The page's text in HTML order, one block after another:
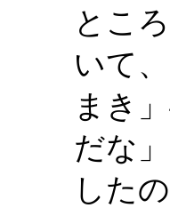
とこ
いて
まき
だな
した